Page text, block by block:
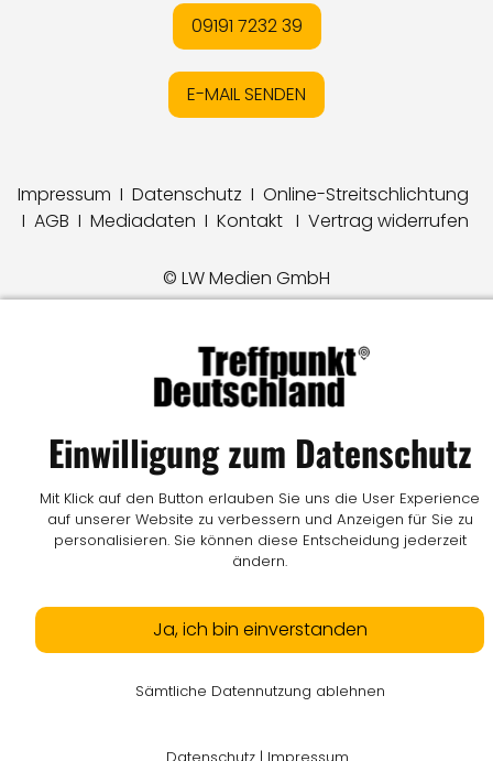
09191 7232 39
E-MAIL SENDEN
Impressum I Datenschutz I Online-Streitschlichtung
I AGB I Mediadaten I Kontakt I Vertrag widerrufen
© LW Medien GmbH
Einwilligung zum Datenschutz
Mit Klick auf den Button erlauben Sie uns die User Experience
auf unserer Website zu verbessern und Anzeigen für Sie zu
personalisieren. Sie können diese Entscheidung jederzeit
ändern.
Ja, ich bin einverstanden
Sämtliche Datennutzung ablehnen